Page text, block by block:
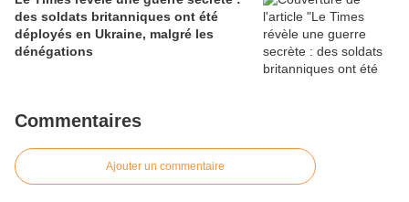
des soldats britanniques ont été
déployés en Ukraine, malgré les
dénégations
Commentaires
Ajouter un commentaire